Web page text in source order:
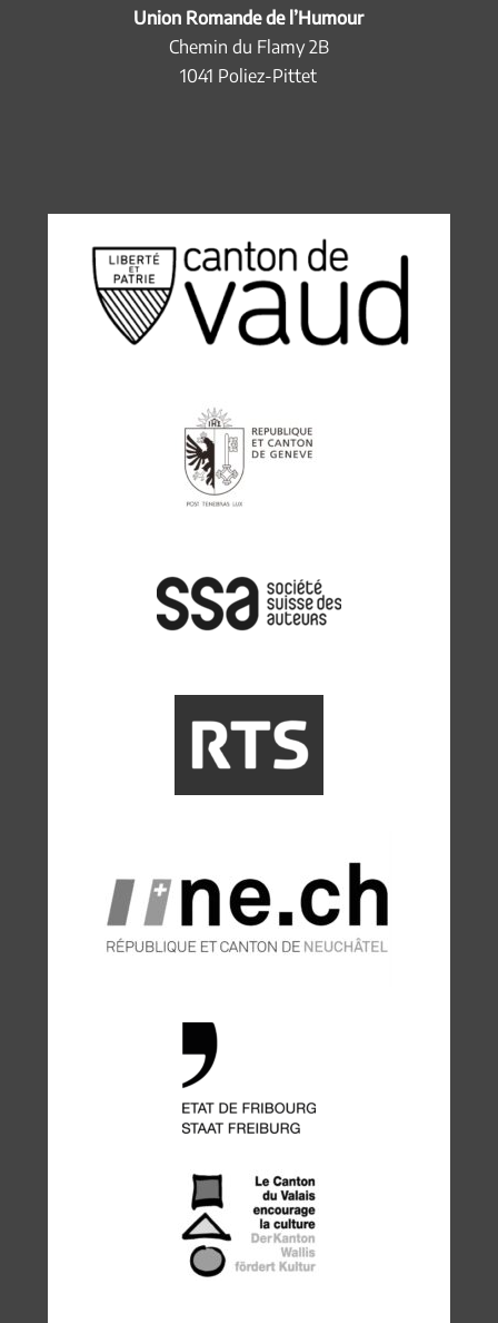
Union Romande de l’Humour
Chemin du Flamy 2B
1041 Poliez-Pittet